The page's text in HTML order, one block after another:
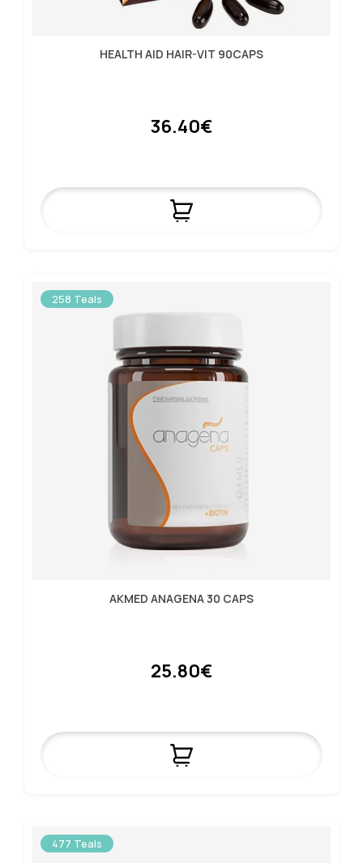
HEALTH AID HAIR-VIT 90CAPS
36.40€
258 Teals
AKMED ANAGENA 30 CAPS
25.80€
477 Teals